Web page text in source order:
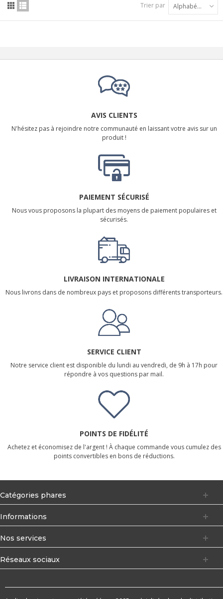
Trier par Alphabétique : A à Z
AVIS CLIENTS
N'hésitez pas à rejoindre notre communauté en laissant votre avis sur un
produit !
PAIEMENT SÉCURISÉ
Nous vous proposons la plupart des moyens de paiement populaires et
sécurisés.
LIVRAISON INTERNATIONALE
Nous livrons dans de nombreux pays et proposons différents transporteurs.
SERVICE CLIENT
Notre service client est disponible du lundi au vendredi, de 9h à 17h pour
répondre à vos questions par mail.
POINTS DE FIDÉLITÉ
Achetez et économisez de l'argent ! À chaque commande vous cumulez des
points convertibles en bons de réductions.
Catégories phares
Informations
Nos services
Réseaux sociaux